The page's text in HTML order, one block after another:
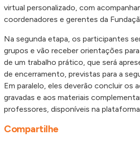
virtual personalizado, com
coordenadores e gerentes da
Na segunda etapa, os participantes
grupos e vão receber orientações
de um trabalho prático, que será
de encerramento, previstas para a
Em paralelo, eles deverão concluir os
gravadas e aos materiais
professores, disponíveis na
Compartilhe